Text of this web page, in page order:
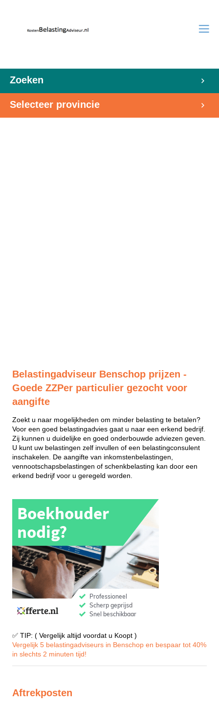
Zoeken
Selecteer provincie
Belastingadviseur Benschop prijzen -
Goede ZZPer particulier gezocht voor
aangifte
Zoekt u naar mogelijkheden om minder belasting te betalen?
Voor een goed belastingadvies gaat u naar een erkend bedrijf.
Zij kunnen u duidelijke en goed onderbouwde adviezen geven.
U kunt uw belastingen zelf invullen of een belastingconsulent
inschakelen. De aangifte van inkomstenbelastingen,
vennootschapsbelastingen of schenkbelasting kan door een
erkend bedrijf voor u geregeld worden.
✅ TIP: ( Vergelijk altijd voordat u Koopt )
Vergelijk 5 belastingadviseurs in Benschop en bespaar tot 40%
in slechts 2 minuten tijd!
Aftrekposten